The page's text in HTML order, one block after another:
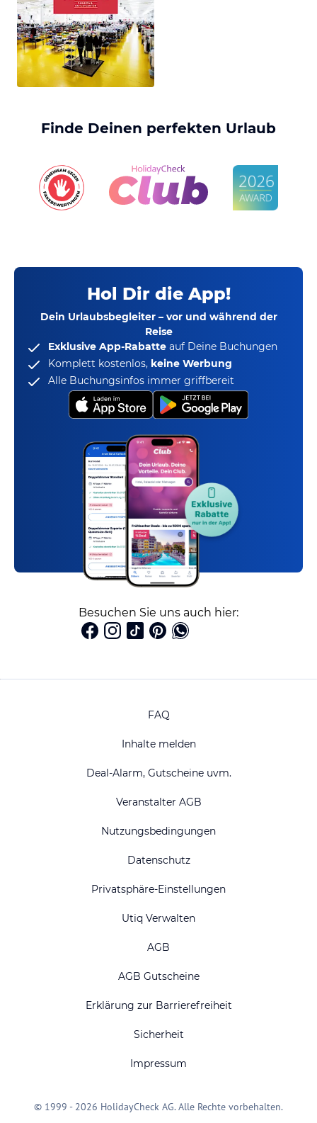
Finde Deinen perfekten Urlaub
Hol Dir die App!
Dein Urlaubsbegleiter – vor und während der
Reise
Exklusive App-Rabatte auf Deine Buchungen
Komplett kostenlos, keine Werbung
Alle Buchungsinfos immer griffbereit
Besuchen Sie uns auch hier:
FAQ
Inhalte melden
Deal-Alarm, Gutscheine uvm.
Veranstalter AGB
Nutzungsbedingungen
Datenschutz
Privatsphäre-Einstellungen
Utiq Verwalten
AGB
AGB Gutscheine
Erklärung zur Barrierefreiheit
Sicherheit
Impressum
© 1999 - 2026 HolidayCheck AG. Alle Rechte vorbehalten.